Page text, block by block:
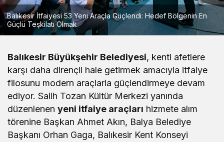
Balıkesir İtfaiyesi 53 Yeni Araçla Güçlendi: Hedef Bölgenin En
Güçlü Teşkilatı Olmak
Balıkesir Büyükşehir Belediyesi, kenti afetlere
karşı daha dirençli hale getirmek amacıyla itfaiye
filosunu modern araçlarla güçlendirmeye devam
ediyor. Salih Tozan Kültür Merkezi yanında
düzenlenenyeni itfaiye araçları hizmete alım
törenine Başkan Ahmet Akın, Balya Belediye
Başkanı Orhan Gaga, Balıkesir Kent Konseyi